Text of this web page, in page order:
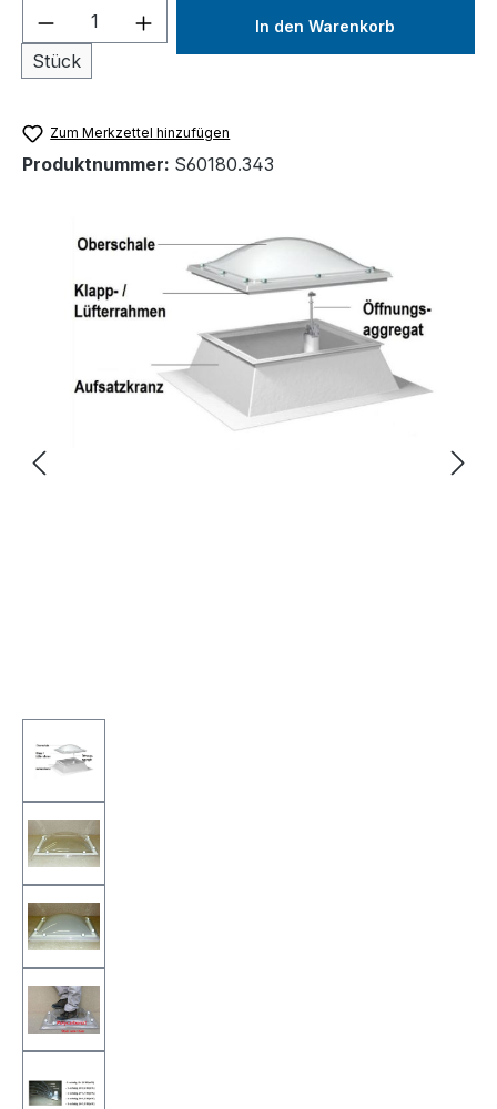
Produkt Anzahl: Gib den
Stück
In den Warenkorb
Zum Merkzettel hinzufügen
Produktnummer: S60180.343